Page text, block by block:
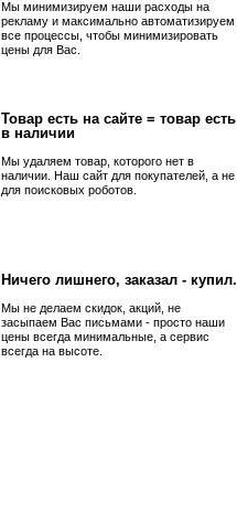
Мы минимизируем наши расходы на
рекламу и максимально автоматизируем
все процессы, чтобы минимизировать
цены для Вас.
Товар есть на сайте = товар есть
в наличии
Мы удаляем товар, которого нет в
наличии. Наш сайт для покупателей, а не
для поисковых роботов.
Ничего лишнего, заказал - купил.
Мы не делаем скидок, акций, не
засыпаем Вас письмами - просто наши
цены всегда минимальные, а сервис
всегда на высоте.